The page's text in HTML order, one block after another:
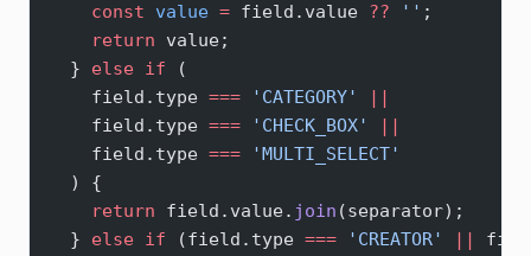
    const
value = field.value ?? '' ;
    return
value;
  }
else if (
    field.type
=== 'CATEGORY'
||
    field.type
=== 'CHECK_BOX'
||
    field.type
=== 'MULTI_SELECT'
  ) {
    return
field.value. join (separator);
  }
else if (field.type === 'CREATOR' ||